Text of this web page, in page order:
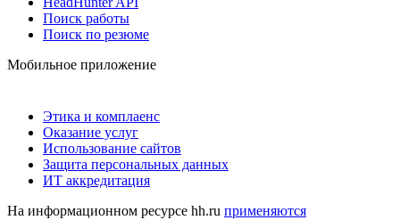
Поиск работы
Поиск по резюме
Мобильное приложение
Этика и комплаенс
Оказание услуг
Использование сайтов
Защита персональных данных
ИТ аккредитация
На информационном ресурсе hh.ru применяются